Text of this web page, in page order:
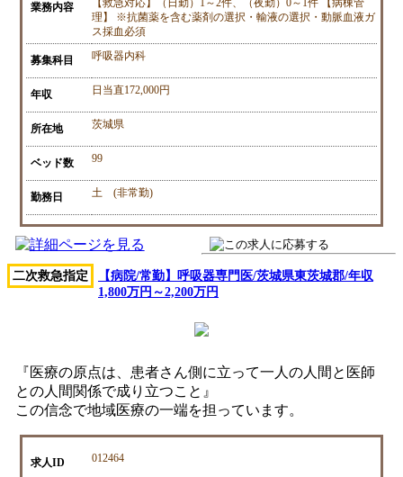
業務内容
【救急対応】（日勤）1～2件、（夜勤）0～1件 【病棟管
理】 ※抗菌薬を含む薬剤の選択・輸液の選択・動脈血液ガ
ス採血必須
募集科目 呼吸器内科
年収 日当直172,000円
所在地 茨城県
ベッド数 99
勤務日 土 (非常勤)
二次救急指定
【病院/常勤】呼吸器専門医/茨城県東茨城郡/年収
1,800万円～2,200万円
『医療の原点は、患者さん側に立って一人の人間と医師
との人間関係で成り立つこと』
この信念で地域医療の一端を担っています。
求人ID 012464